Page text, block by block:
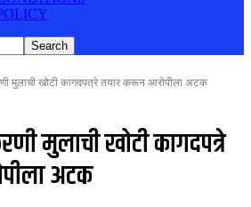
मुलाची खोटी कागदपत्रे तयार करून आरोपीला अटक
मुलाची खोटी कागदपत्रे
अटक